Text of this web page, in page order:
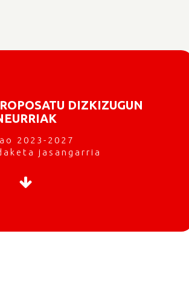
DIZKIZUGUN
2023-2027
jasangarria